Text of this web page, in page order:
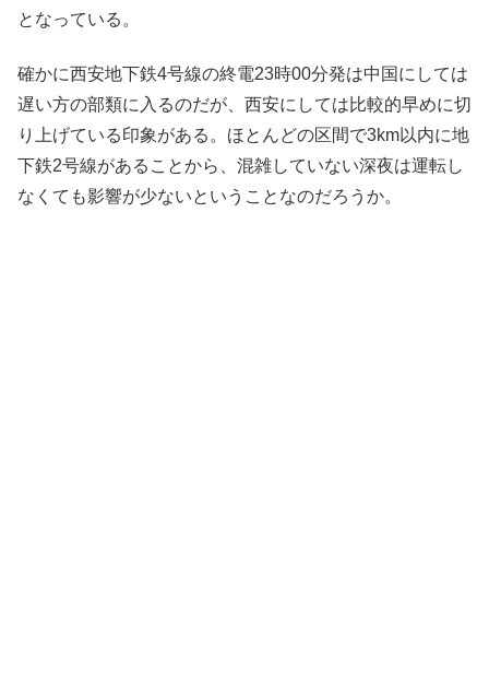
となっている。
確かに西安地下鉄4号線の終電23時00分発は中国にしては
遅い方の部類に入るのだが、西安にしては比較的早めに切
り上げている印象がある。ほとんどの区間で3km以内に地
下鉄2号線があることから、混雑していない深夜は運転し
なくても影響が少ないということなのだろうか。